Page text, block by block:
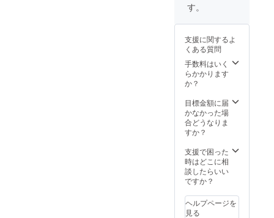
す。
支援に関するよ
くある質問
手数料はいく
らかかります
か？
目標金額に届
かなかった場
合どうなりま
すか？
支援で困った
時はどこに相
談したらいい
ですか？
ヘルプページを
見る